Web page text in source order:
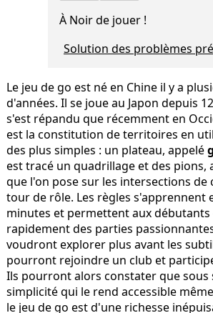
À Noir de jouer !
Solution des problèmes
Le jeu de go est né en Chine il y a
d'années. Il se joue au Japon depuis
s'est répandu que récemment en
est la constitution de territoires en
des plus simples : un plateau, appelé
est tracé un quadrillage et des pions,
que l'on pose sur les intersections de
tour de rôle. Les règles s'apprennent
minutes et permettent aux débutants
rapidement des parties
voudront explorer plus avant les
pourront rejoindre un club et
Ils pourront alors constater que sous
simplicité qui le rend accessible
le jeu de go est d'une richesse